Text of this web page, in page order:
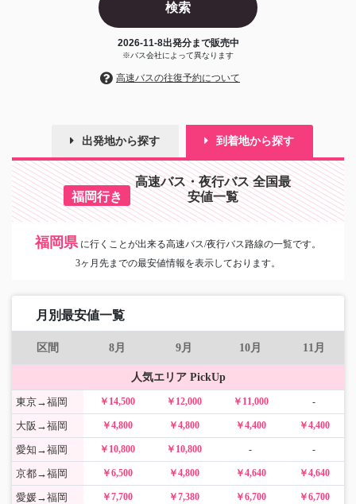
検索
2026-11-8出発分まで販売中
※バス会社によって異なります
高速バスの往復予約について
出発地から探す 到着地から探す
福岡行き
高速バス・夜行バス 全国最
安値一覧
福岡県 に行くことが出来る高速バス/夜行バス路線の一覧です。
3ヶ月先までの最安値情報を表示しております。
月別最安値一覧
区間 8月 9月 10月 11月
人気エリア PickUp
東京→福岡 ￥14,500 ￥12,000 ￥11,000 -
大阪→福岡 ￥4,800 ￥4,800 ￥4,400 ￥4,400
愛知→福岡 ￥10,800 ￥10,800 - -
京都→福岡 ￥6,500 ￥4,800 ￥4,640 ￥4,640
愛媛→福岡 ￥7,700 ￥7,380 ￥6,700 ￥6,700